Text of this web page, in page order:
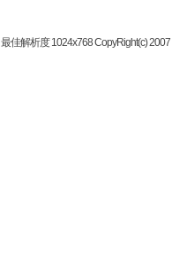
最佳解析度 1024x768 CopyRight(c)